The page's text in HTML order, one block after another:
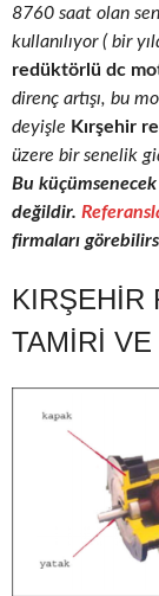
8760 saat olan
kullanılıyor ( bir
redüktörlü dc
direnç artışı, bu
deyişle Kırşehir
üzere bir senelik
Bu
değildir.
firmaları
KIRŞEHIR
TAMIRI